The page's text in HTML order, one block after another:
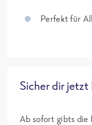
Perfekt für
Sicher dir jetzt
Ab sofort gibts die